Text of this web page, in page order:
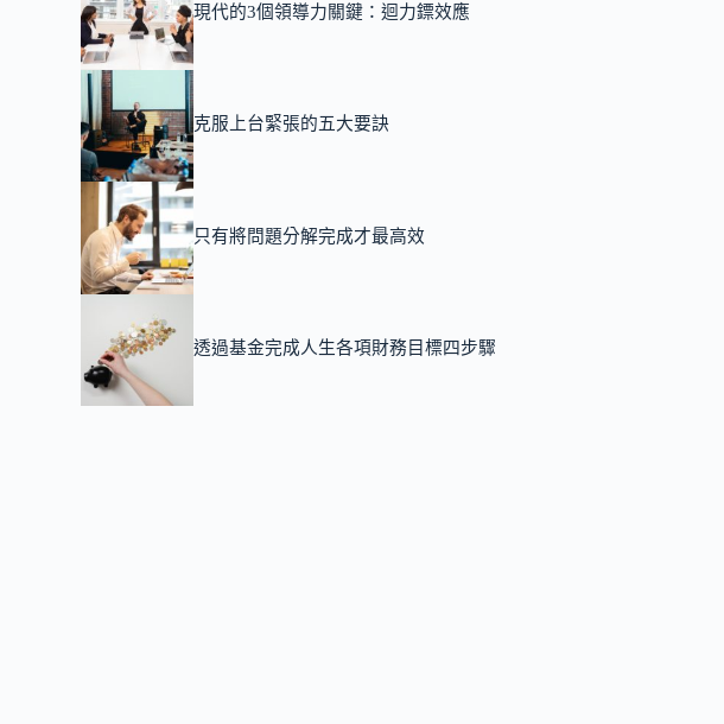
現代的3個領導力關鍵：迴力鏢效應
克服上台緊張的五大要訣
只有將問題分解完成才最高效
透過基金完成人生各項財務目標四步驟